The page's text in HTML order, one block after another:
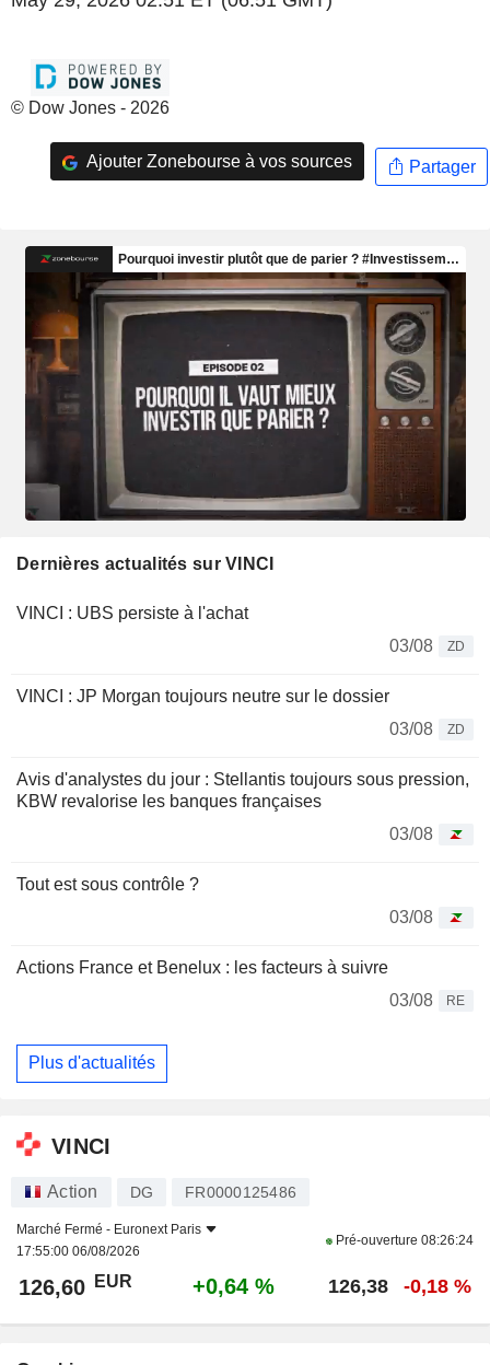
© Dow Jones - 2026
Ajouter Zonebourse à vos sources Partager
Dernières actualités sur VINCI
VINCI : UBS persiste à l'achat
03/08
ZD
VINCI : JP Morgan toujours neutre sur le dossier
03/08
ZD
Avis d'analystes du jour : Stellantis toujours sous pression,
KBW revalorise les banques françaises
03/08
Tout est sous contrôle ?
03/08
Actions France et Benelux : les facteurs à suivre
03/08
RE
Plus d'actualités
VINCI
Action DG FR0000125486
Marché Fermé - Euronext Paris
17:55:00 06/08/2026
Pré-ouverture 08:26:24
126,60 EUR +0,64 % 126,38 -0,18 %